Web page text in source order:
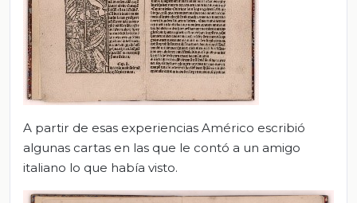
A partir de esas experiencias Américo escribió
algunas cartas en las que le contó a un amigo
italiano lo que había visto.